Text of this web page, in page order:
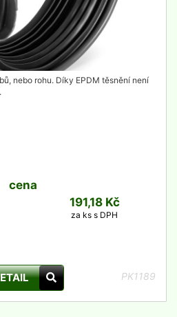
nebo rohu. Díky EPDM těsnění není
cena
191,18 Kč
za ks s DPH
PK1189